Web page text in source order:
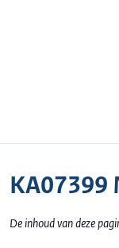
KA07399
De inhoud van deze